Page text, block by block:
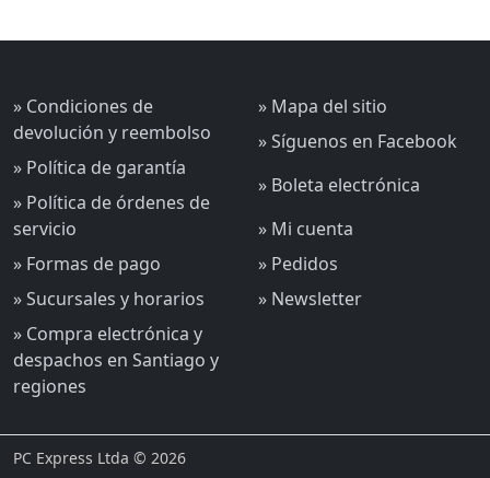
» Condiciones de
devolución y reembolso
» Política de garantía
» Política de órdenes de
servicio
» Formas de pago
» Sucursales y horarios
» Compra electrónica y
despachos en Santiago y
regiones
» Mapa del sitio
» Síguenos en Facebook
» Boleta electrónica
» Mi cuenta
» Pedidos
» Newsletter
PC Express Ltda © 2026